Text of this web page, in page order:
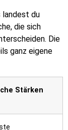
landest du
die sich
Die
ganz eigene
Stärken